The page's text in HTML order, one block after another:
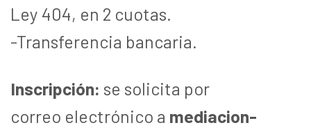
Ley 404, en 2 cuotas.
-Transferencia bancaria.
Inscripción: se solicita por
correo electrónico a mediacion-